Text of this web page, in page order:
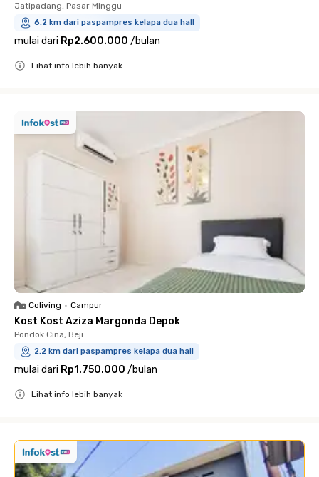
Jatipadang, Pasar Minggu
6.2 km dari paspampres kelapa dua hall
mulai dari Rp2.600.000 /bulan
Lihat info lebih banyak
Coliving • Campur
Kost Kost Aziza Margonda Depok
Pondok Cina, Beji
2.2 km dari paspampres kelapa dua hall
mulai dari Rp1.750.000 /bulan
Lihat info lebih banyak